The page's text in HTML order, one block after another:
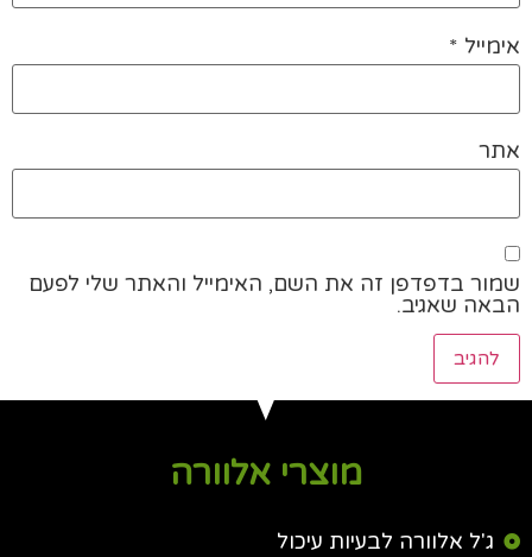
אימייל *
אתר
שמור בדפדפן זה את השם, האימייל והאתר שלי לפעם
הבאה שאגיב.
מוצרי אלוורה
ג'ל אלוורה לבעיות עיכול